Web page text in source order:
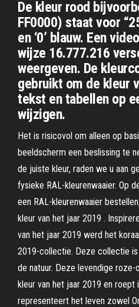
De kleur rood
FF0000) staat voor
en ‘0’ blauw. Een
wijze 16.777.216
weergeven. De
gebruikt om de kleur
tekst en tabellen op
wijzigen.
Het is risicovol om alleen op
beeldscherm een beslissing te
de juiste kleur, raden we u aan
fysieke RAL-kleurenwaaier. Op
een RAL-kleurenwaaier
kleur van het jaar 2019 .
van het jaar 2019 werd het
2019-collectie. Deze collectie
de natuur. Deze levendige
kleur van het jaar 2019 en
representeert het leven zowel